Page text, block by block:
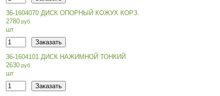
36-1604070 ДИСК ОПОРНЫЙ КОЖУХ КОРЗ.
2780
шт
36-1604101 ДИСК НАЖИМНОЙ ТОНКИЙ
2630
шт